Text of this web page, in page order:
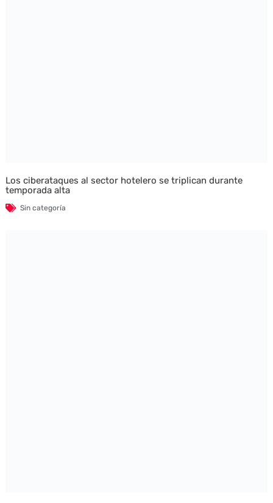
Los ciberataques al sector hotelero se triplican durante
temporada alta
Sin categoría